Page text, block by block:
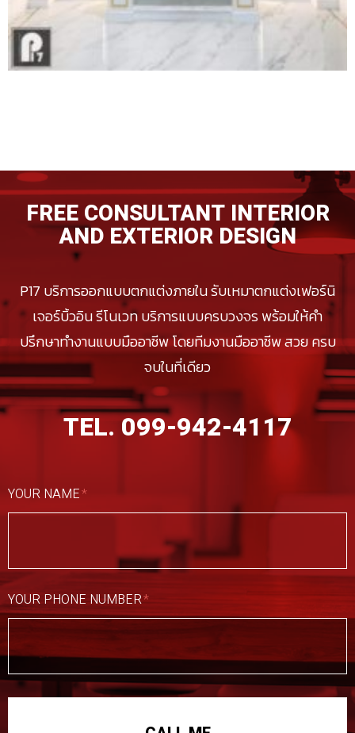
FREE CONSULTANT INTERIOR
AND EXTERIOR DESIGN
P17 บริการออกแบบตกแต่งภายใน รับเหมาตกแต่งเฟอร์นิ
เจอร์บิ้วอิน รีโนเวท บริการแบบครบวงจร พร้อมให้คำ
ปรึกษาทำงานแบบมืออาชีพ โดยทีมงานมืออาชีพ สวย ครบ
จบในที่เดียว
TEL. 099-942-4117
YOUR NAME
YOUR PHONE NUMBER